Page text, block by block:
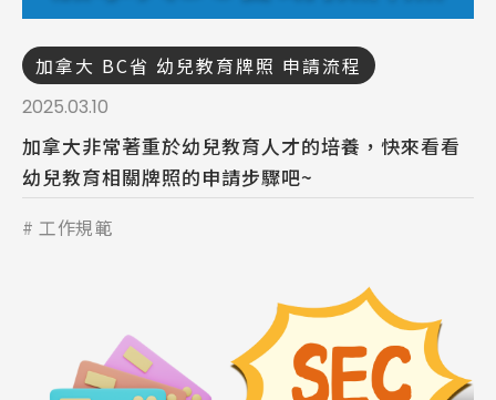
加拿大 BC省 幼兒教育牌照 申請流程
2025.03.10
加拿大非常著重於幼兒教育人才的培養，快來看看
幼兒教育相關牌照的申請步驟吧~
工作規範